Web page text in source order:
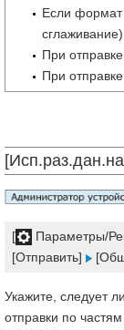
Если
При
При
[ Параметры/
[Отправить]
Укажите, следует
отправки по